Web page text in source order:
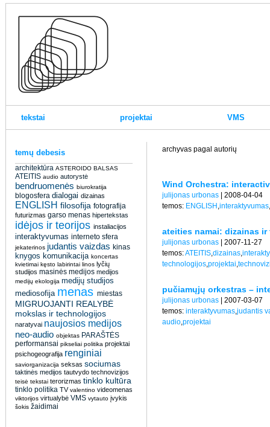
tekstai projektai VMS
temų debesis
architektūra ASTEROIDO BALSAS
ATEITIS audio autorystė
bendruomenės biurokratija
blogosfera dialogai dizainas
ENGLISH filosofija fotografija
futurizmas garso menas hipertekstas
idėjos ir teorijos instaliacijos
interaktyvumas interneto sfera
jekaterinos judantis vaizdas kinas
knygos komunikacija koncertas
kvietimai kęsto labirintai linos lyčių
studijos masinės medijos medijos
medijų ekologija medijų studijos
mediosofija menas miestas
MIGRUOJANTI REALYBĖ
mokslas ir technologijos
naratyvai naujosios medijos
neo-audio objektas PARAŠTĖS
performansai pikseliai politika projektai
psichogeografija renginiai
saviorganizacija seksas sociumas
taktinės medijos tautvydo technovizijos
teisė tekstai terorizmas tinklo kultūra
tinklo politika TV valentino videomenas
viktorijos virtualybė VMS vytauto įvykis
šokis žaidimai
archyvas pagal autorių
Wind Orchestra:
julijonas urbonas | 2008-04-04
temos: ENGLISH ,interaktyvumas,
ateities namai: dizainas
julijonas urbonas | 2007-11-27
temos:ATEITIS,dizainas,
technologijos,projektai,
pučiamųjų orkestras –
julijonas urbonas | 2007-03-07
temos: interaktyvumas,judantis
audio,projektai